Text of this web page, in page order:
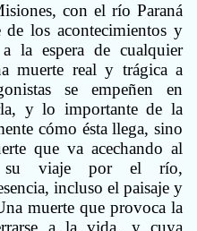
con el río Paraná
de los acontecimientos y
la espera de cualquier
muerte real y trágica a
se empeñen en
y lo importante de la
cómo ésta llega, sino
que va acechando al
su viaje por el río,
incluso el paisaje y
muerte que provoca la
a la vida, y cuya